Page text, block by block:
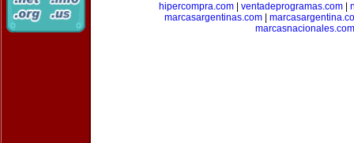
hipercompra.com
ventadeprogramas.com
marcasargentinas.com
marcasnacionales.com